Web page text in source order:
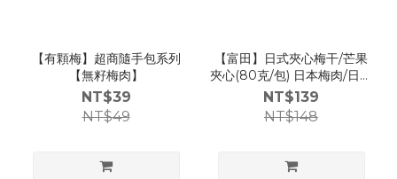
【有顆梅】超商隨手包系列
【無籽梅肉】
NT$39
NT$49
【富田】日式夾心梅干/芒果
夾心(80克/包) 日本梅肉/日本
梅干/無籽梅肉/員林70年老店
NT$139
NT$148